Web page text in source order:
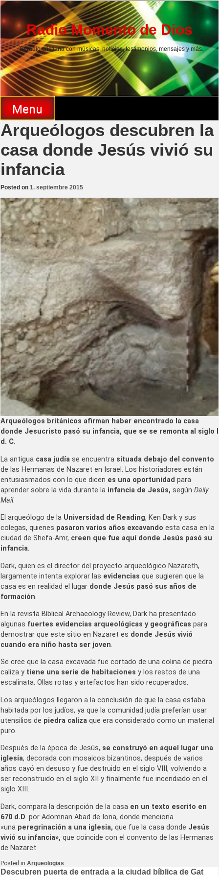
Skip
to
contentRadio Momento de Dios
Tu radio cristiana con músicas, noticias, testimonios, mensajes y más.
Menu
Arqueólogos descubren la
casa donde Jesús vivió su
infancia
Posted on 1. septiembre 2015
Arqueólogos británicos afirman haber encontrado la casa
donde Jesucristo pasó su infancia, que se se remonta al siglo I
d. C.
La antigua casa judía se encuentra situada debajo del convento
de las Hermanas de Nazaret en Israel. Los historiadores están
entusiasmados con lo que dicen es una oportunidad para
aprender sobre la vida durante la infancia de Jesús, según Daily
Mail.
El arqueólogo de la Universidad de Reading, Ken Dark y sus
colegas, quienes pasaron varios años excavando esta casa en la
ciudad de Shefa-Amr, creen que fue aquí donde Jesús pasó su
infancia.
Dark, quien es el director del proyecto arqueológico Nazareth,
largamente intenta explorar las evidencias que sugieren que la
casa es en realidad el lugar donde Jesús pasó sus años de
formación.
En la revista Bíblical Archaeology Review, Dark ha presentado
algunas fuertes evidencias arqueológicas y geográficas para
demostrar que este sitio en Nazaret es donde Jesús vivió
cuando era niño hasta ser joven.
Se cree que la casa excavada fue cortado de una colina de piedra
caliza y tiene una serie de habitaciones y los restos de una
escalinata. Ollas rotas y artefactos han sido recuperados.
Los arqueólogos llegaron a la conclusión de que la casa estaba
habitada por los judíos, ya que la comunidad judía preferían usar
utensilios de piedra caliza que era considerado como un material
puro.
Después de la época de Jesús, se construyó en aquel lugar una
iglesia, decorada con mosaicos bizantinos, después de varios
años cayó en desuso y fue destruido en el siglo VIII, volviendo a
ser reconstruido en el siglo XII y finalmente fue incendiado en el
siglo XIII.
Dark, compara la descripción de la casa en un texto escrito en
670 d.D. por Adomnan Abad de Iona, donde menciona
«una peregrinación a una iglesia, que fue la casa donde Jesús
vivió su infancia», que coincide con el convento de las Hermanas
de Nazaret
Posted in Arqueologias
Navegación
Descubren puerta de entrada a la ciudad bíblica de Gat